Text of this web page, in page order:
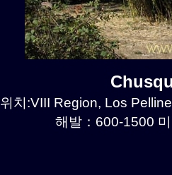
위치:VIII Region, Los
해발：600-1500